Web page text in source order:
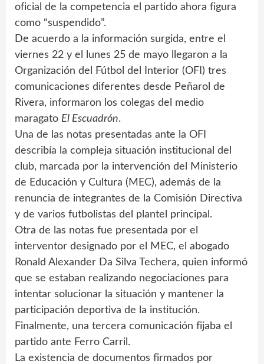
oficial de la competencia el partido ahora figura
como “suspendido”.
De acuerdo a la información surgida, entre el
viernes 22 y el lunes 25 de mayo llegaron a la
Organización del Fútbol del Interior (OFI) tres
comunicaciones diferentes desde Peñarol de
Rivera, informaron los colegas del medio
maragato El Escuadrón.
Una de las notas presentadas ante la OFI
describía la compleja situación institucional del
club, marcada por la intervención del Ministerio
de Educación y Cultura (MEC), además de la
renuncia de integrantes de la Comisión Directiva
y de varios futbolistas del plantel principal.
Otra de las notas fue presentada por el
interventor designado por el MEC, el abogado
Ronald Alexander Da Silva Techera, quien informó
que se estaban realizando negociaciones para
intentar solucionar la situación y mantener la
participación deportiva de la institución.
Finalmente, una tercera comunicación fijaba el
partido ante Ferro Carril.
La existencia de documentos firmados por